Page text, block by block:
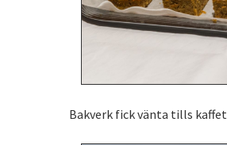
Bakverk fick vänta tills kaffet